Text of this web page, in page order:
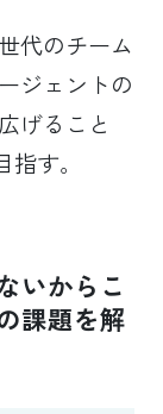
代のチーム
ジェントの
げること
す。
いからこ
課題を解